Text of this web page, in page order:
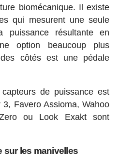
biomécanique. Il existe
qui mesurent une seule
puissance résultante en
option beaucoup plus
côtés est une pédale
de puissance est
Favero Assioma, Wahoo
ou Look Exakt sont
sur les manivelles